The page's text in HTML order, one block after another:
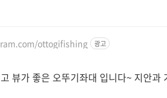
ottogifishing 광고
뷰가 좋은 오뚜기좌대 입니다~ 지안과